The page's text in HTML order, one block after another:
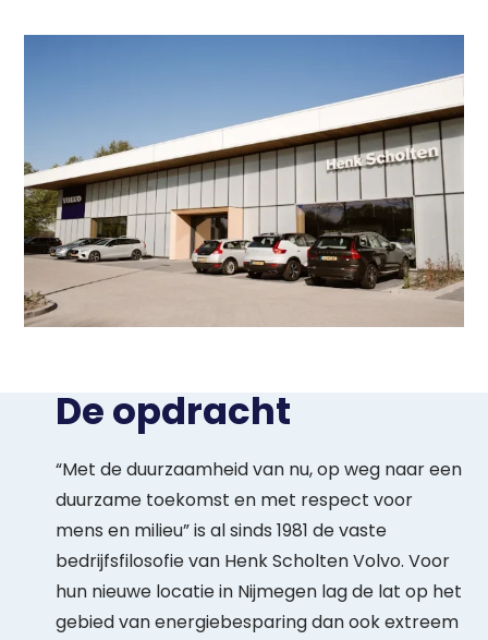
De opdracht
“Met de duurzaamheid van nu, op weg naar een
duurzame toekomst en met respect voor
mens en milieu” is al sinds 1981 de vaste
bedrijfsfilosofie van Henk Scholten Volvo. Voor
hun nieuwe locatie in Nijmegen lag de lat op het
gebied van energiebesparing dan ook extreem